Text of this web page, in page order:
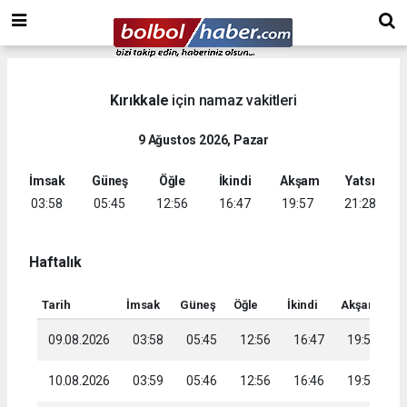
Kırıkkale için namaz vakitleri
9 Ağustos 2026, Pazar
İmsak
03:58
Güneş
05:45
Öğle
12:56
İkindi
16:47
Akşam
19:57
Yatsı
21:28
Haftalık
Tarih İmsak Güneş Öğle İkindi Akşam
09.08.2026 03:58 05:45 12:56 16:47 19:57
10.08.2026 03:59 05:46 12:56 16:46 19:56